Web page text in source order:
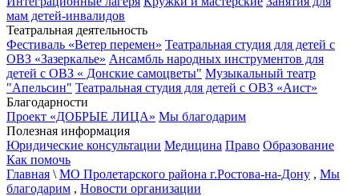
мам детей-инвалидов
Театральная деятельность
Фестиваль «Ветер перемен» Театральная студия для детей с
ОВЗ «Зазеркалье» Ансамбль народных инструментов для
детей с ОВЗ « Донские самоцветы" Музыкальный театр
"Апельсин" Театральная студия для детей с ОВЗ «Аист»
Благодарности
Проект «ДОБРЫЕ ЛИЦА» Мы благодарим
Полезная информация
Юридические консультации Медицина Право Образование
Как помочь
Главная \ МО Пролетарского района г.Ростова-на-Дону , Мы
благодарим , Новости организации